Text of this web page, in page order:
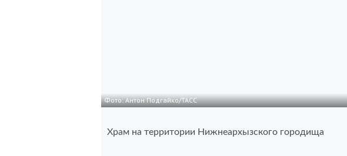
Фото: Антон Подгайко/ТАСС
Храм на территории Нижнеархызского городища